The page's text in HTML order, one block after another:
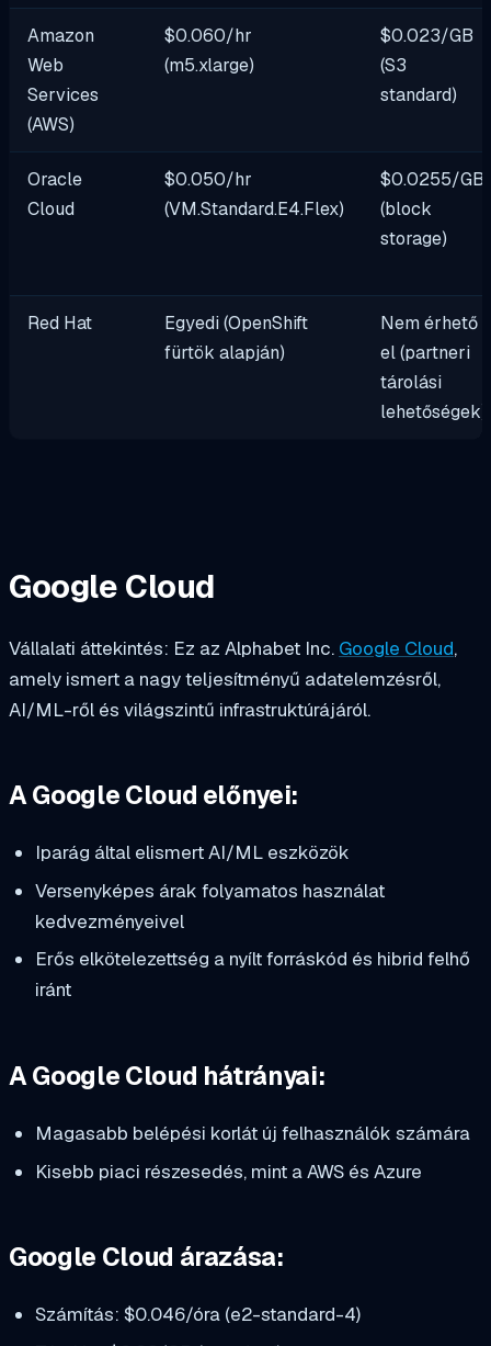
Amazon
Web
Services
(AWS)
$0.060/hr
(m5.xlarge)
$0.023/GB
(S3
standard)
Oracle
Cloud
$0.050/hr
(VM.Standard.E4.Flex)
$0.0255/GB
(block
storage)
Red Hat
Egyedi (OpenShift
fürtök alapján)
Nem érhető
el (partneri
tárolási
lehetőségek)
Google Cloud
Vállalati áttekintés: Ez az Alphabet Inc. Google Cloud,
amely ismert a nagy teljesítményű adatelemzésről,
AI/ML-ről és világszintű infrastruktúrájáról.
A Google Cloud előnyei:
Iparág által elismert AI/ML eszközök
Versenyképes árak folyamatos használat
kedvezményeivel
Erős elkötelezettség a nyílt forráskód és hibrid felhő
iránt
A Google Cloud hátrányai:
Magasabb belépési korlát új felhasználók számára
Kisebb piaci részesedés, mint a AWS és Azure
Google Cloud árazása:
Számítás: $0.046/óra (e2-standard-4)